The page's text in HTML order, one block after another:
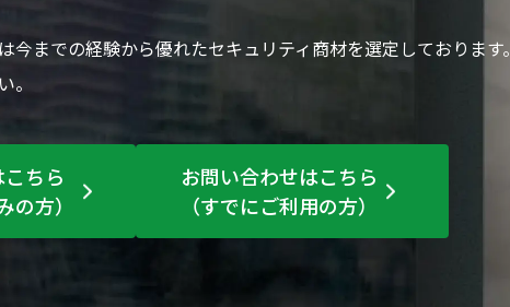
今までの経験から優れたセキュリティ商材を選定しております。
。
ちら
の方）
お問い合わせはこちら
（すでにご利用の方）